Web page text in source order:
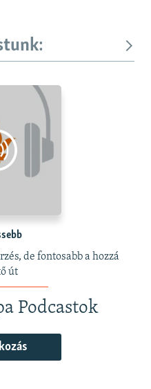
de fontosabb a hozzá
út
Podcastok